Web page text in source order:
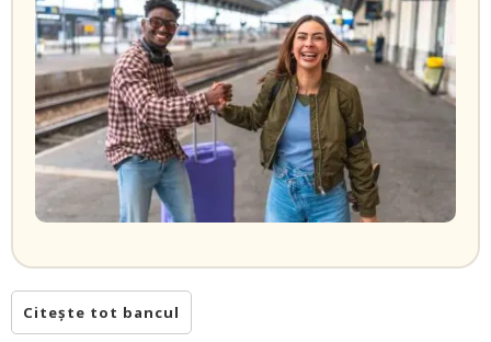
Citește tot bancul